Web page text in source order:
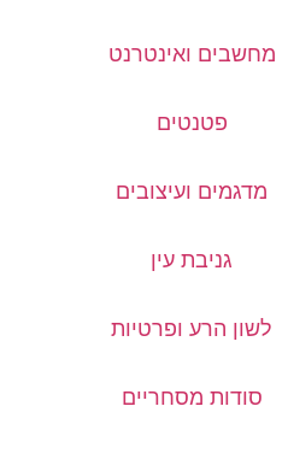
מחשבים ואינטרנט
פטנטים
מדגמים ועיצובים
גניבת עין
לשון הרע ופרטיות
סודות מסחריים